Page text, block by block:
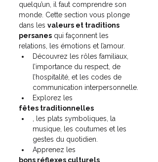
quelqu’un, il faut comprendre son
monde. Cette section vous plonge
dans les valeurs et traditions
persanes qui façonnent les
relations, les émotions et l’amour.
Découvrez les rôles familiaux,
l’importance du respect, de
l’hospitalité, et les codes de
communication interpersonnelle.
Explorez les
fêtes traditionnelles
, les plats symboliques, la
musique, les coutumes et les
gestes du quotidien.
Apprenez les
bons réflexes culturels